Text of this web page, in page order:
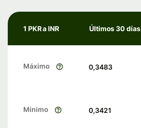
1 PKR a INR Últimos 30 días
Máximo 0,3483
Mínimo 0,3421